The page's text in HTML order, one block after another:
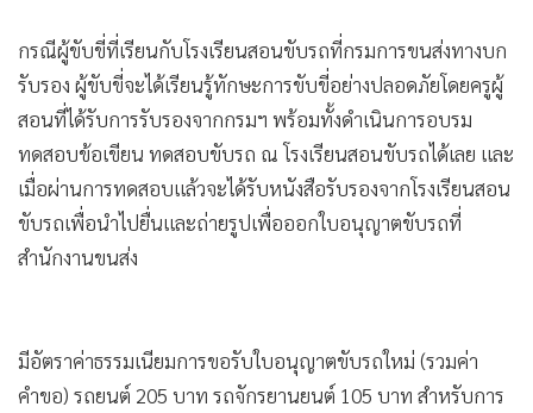
กรณีผู้ขับขี่ที่เรียนกับโรงเรียนสอนขับรถที่กรมการขนส่งทางบก
รับรอง ผู้ขับขี่จะได้เรียนรู้ทักษะการขับขี่อย่างปลอดภัยโดยครูผู้
สอนที่ได้รับการรับรองจากกรมฯ พร้อมทั้งดำเนินการอบรม
ทดสอบข้อเขียน ทดสอบขับรถ ณ โรงเรียนสอนขับรถได้เลย และ
เมื่อผ่านการทดสอบแล้วจะได้รับหนังสือรับรองจากโรงเรียนสอน
ขับรถเพื่อนำไปยื่นและถ่ายรูปเพื่อออกใบอนุญาตขับรถที่
สำนักงานขนส่ง
มีอัตราค่าธรรมเนียมการขอรับใบอนุญาตขับรถใหม่ (รวมค่า
คำขอ) รถยนต์ 205 บาท รถจักรยานยนต์ 105 บาท สำหรับการ